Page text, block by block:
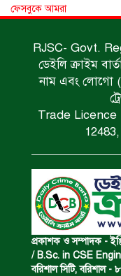
সড়ক
অপহৃত
ফেসবুকে আমরা
RJSC- Govt.
ডেইলি ক্রাইম
নাম এবং লোগো (
Trade Licence
প্রকাশক ও সম্পাদক -
/ B.Sc. in CSE
বরিশাল সিটি, বরিশাল